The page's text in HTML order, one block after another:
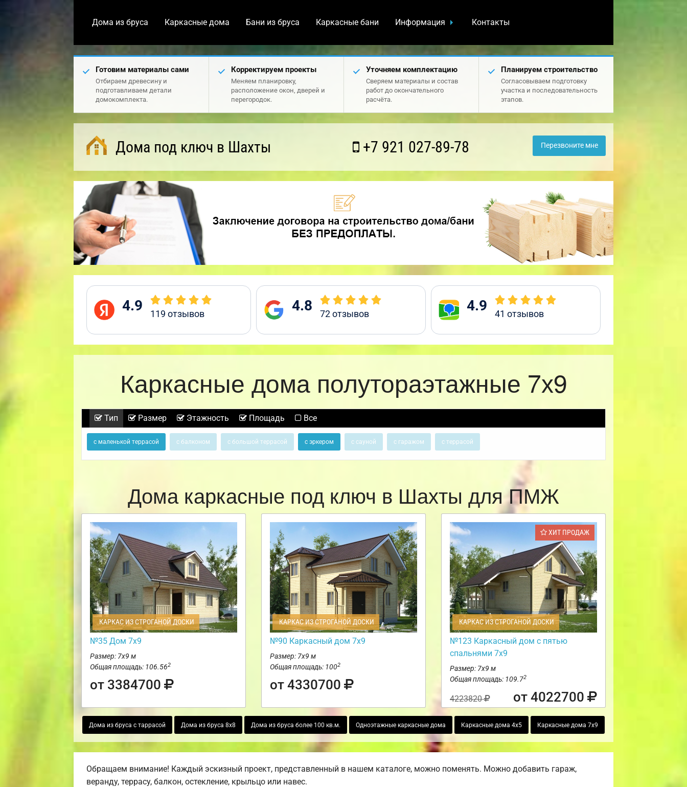
Дома из бруса Каркасные дома Бани из бруса Каркасные бани Информация Контакты
Готовим материалы сами
Отбираем древесину и
подготавливаем детали
домокомплекта.
Корректируем проекты
Меняем планировку,
расположение окон, дверей и
перегородок.
Уточняем комплектацию
Сверяем материалы и состав
работ до окончательного
расчёта.
Планируем строительство
Согласовываем подготовку
участка и последовательность
этапов.
Дома под ключ в Шахты +7 921 027-89-78 Перезвоните мне
4.9 119 отзывов 4.8 72отзывов 4.9 41 отзывов
Каркасные дома полутораэтажные 7х9
Тип Размер Этажность Площадь Все
с маленькой террасой с балконом с большой террасой с эркером с сауной с гаражом с террасой
Дома каркасные под ключ в Шахты для ПМЖ
КАРКАС ИЗ СТРОГАНОЙ ДОСКИ
№35 Дом 7х9
Размер: 7х9 м
Общая площадь: 106.562
от 3384700
КАРКАС ИЗ СТРОГАНОЙ ДОСКИ
№90 Каркасный дом 7х9
Размер: 7х9 м
Общая площадь: 1002
от 4330700
ХИТ ПРОДАЖ
КАРКАС ИЗ СТРОГАНОЙ ДОСКИ
№123 Каркасный дом с пятью
спальнями 7х9
Размер: 7х9 м
Общая площадь: 109.72
4223820 от 4022700
Дома из бруса с таррасой Дома из бруса 8х8 Дома из бруса более 100 кв.м. Одноэтажные каркасные дома Каркасные дома 4х5 Каркасные дома 7х9
Обращаем внимание! Каждый эскизный проект, представленный в нашем каталоге, можно поменять. Можно добавить гараж,
веранду, террасу, балкон, остекление, крыльцо или навес.